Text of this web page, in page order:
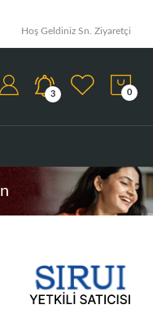
Hoş Geldiniz Sn. Ziyaretçi
3 0